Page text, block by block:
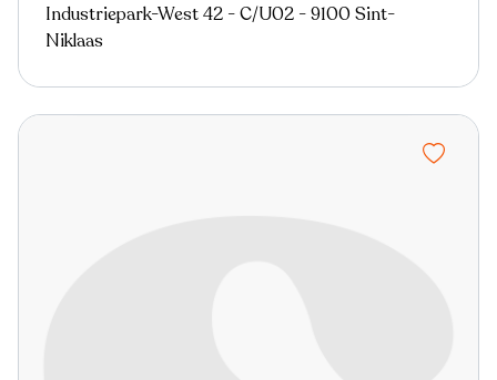
Industriepark-West 42 - C/U02 - 9100 Sint-
Niklaas